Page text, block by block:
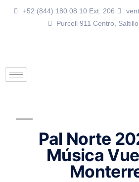
+52 (844) 180 08 10 Ext. 206
Purcell 911 Centro,
Pal Norte
Música